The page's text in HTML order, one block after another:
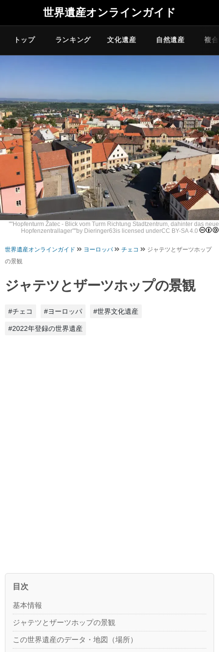
世界遺産オンラインガイド
トップ ランキング 文化遺産 自然遺産 複
""Hopfenturm Žatec - Blick vom Turm Richtung Stadtzentrum, dahinter das neue
Hopfenzentrallager""by Dieringer63is licensed underCC BY-SA 4.0
世界遺産オンラインガイド ヨーロッパ チェコ
ジャテツとザーツホップ
の景観
ジャテツとザーツホップの景観
#チェコ #ヨーロッパ #世界文化遺産
#2022年登録の世界遺産
目次
基本情報
ジャテツとザーツホップの景観
この世界遺産のデータ・地図（場所）